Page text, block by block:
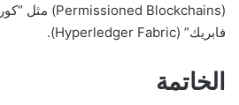
فابريك” (Hyperledger Fabric).
الخاتمة